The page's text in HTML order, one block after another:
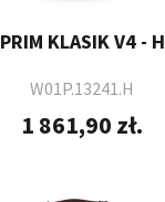
PRIM KLASIK V4 - H
W01P.13241.H
1 861,90 zł.